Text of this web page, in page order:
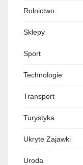
Rolnictwo
Sklepy
Sport
Technologie
Transport
Turystyka
Ukryte Zajawki
Uroda